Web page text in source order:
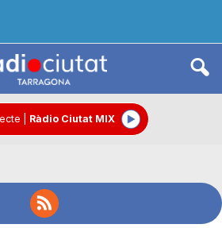
Ràdio Ciutat MIX